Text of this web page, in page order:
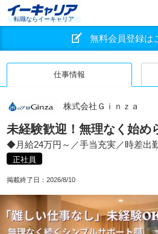
転職ならイーキャリア
無料会員登録は
仕事情報
株式会社Ｇｉｎｚａ
未経験歓迎！無理なく始め
◆月給24万円～／手当充実／時差出
正社員
掲載終了日： 2026/8/10